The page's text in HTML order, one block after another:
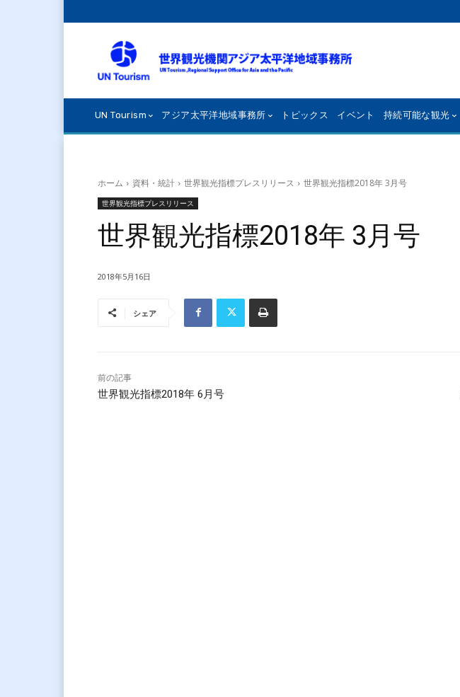
UN Tourism アジア太平洋地域事務所 トピックス イベント 持続可能な観光
ホーム 資料・統計 世界観光指標プレスリリース 世界観光指標2018年 3月号
世界観光指標プレスリリース
世界観光指標2018年 3月号
2018年5月16日
シェア
前の記事
世界観光指標2018年 6月号